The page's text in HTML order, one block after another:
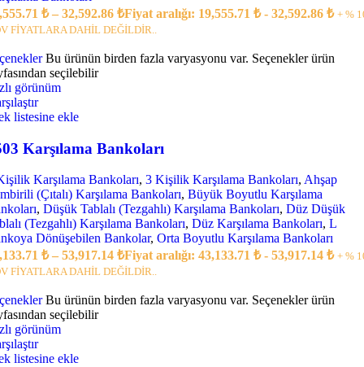
₺ – 32,592.86 ₺Fiyat aralığı: 19,555.71 ₺ - 32,592.86 ₺ + %
FİYATLARA DAHİL DEĞİLDİR..
Bu ürünün birden fazla varyasyonu var. Seçenekler ürün
seçilebilir
görünüm
listesine ekle
Karşılama Bankoları
Karşılama Bankoları, 3 Kişilik Karşılama Bankoları, Ahşap
(Çıtalı) Karşılama Bankoları, Büyük Boyutlu Karşılama
, Düşük Tablalı (Tezgahlı) Karşılama Bankoları, Düz Düşük
(Tezgahlı) Karşılama Bankoları, Düz Karşılama Bankoları, L
Dönüşebilen Bankolar, Orta Boyutlu Karşılama Bankoları
₺ – 53,917.14 ₺Fiyat aralığı: 43,133.71 ₺ - 53,917.14 ₺ + %
FİYATLARA DAHİL DEĞİLDİR..
Bu ürünün birden fazla varyasyonu var. Seçenekler ürün
seçilebilir
görünüm
listesine ekle